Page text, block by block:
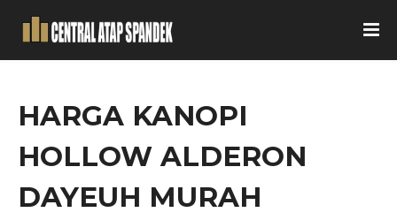
HARGA KANOPI
HOLLOW ALDERON
DAYEUH MURAH